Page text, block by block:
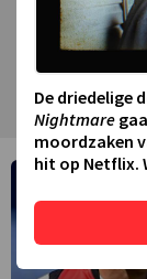
De driedelige
Nightmare
moordzaken
hit op Netflix.